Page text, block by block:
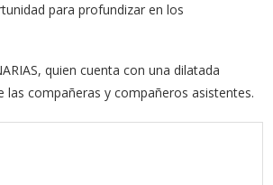
para profundizar en los
quien cuenta con una dilatada
compañeras y compañeros asistentes.